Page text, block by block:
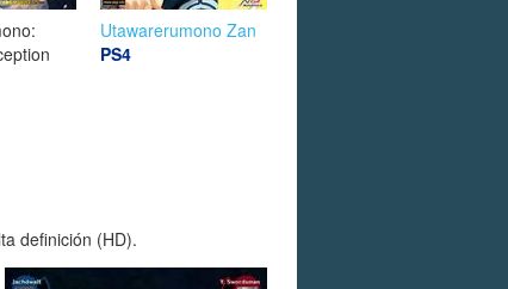
Utawarerumono Zan
PS4
definición (HD).